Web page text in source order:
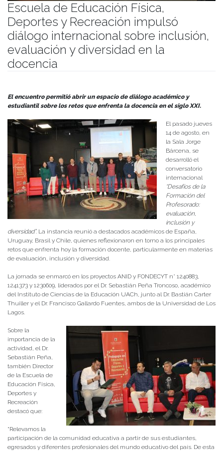
Escuela de Educación Física,
Deportes y Recreación impulsó
diálogo internacional sobre inclusión,
evaluación y diversidad en la
docencia
El encuentro permitió abrir un espacio de diálogo académico y
estudiantil sobre los retos que enfrenta la docencia en el siglo XXI.
El pasado jueves
14 de agosto, en
la Sala Jorge
Bárcena, se
desarrolló el
conversatorio
internacional
“Desafíos de la
Formación del
Profesorado:
evaluación,
inclusión y
diversidad”. La instancia reunió a destacados académicos de España,
Uruguay, Brasil y Chile, quienes reflexionaron en torno a los principales
retos que enfrenta hoy la formación docente, particularmente en materias
de evaluación, inclusión y diversidad.
La jornada se enmarcó en los proyectos ANID y FONDECYT n° 1240883,
1241373 y 1230609, liderados por el Dr. Sebastián Peña Troncoso, académico
del Instituto de Ciencias de la Educación UACh, junto al Dr. Bastián Carter
Thuiller y el Dr. Francisco Gallardo Fuentes, ambos de la Universidad de Los
Lagos.
Sobre la
importancia de la
actividad, el Dr.
Sebastián Peña,
también Director
de la Escuela de
Educación Física,
Deportes y
Recreación
destacó que:
“Relevamos la
participación de la comunidad educativa a partir de sus estudiantes,
egresados y diferentes profesionales del mundo educativo del país. De esta